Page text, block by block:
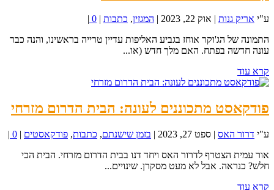
ע"י אריק גנות אוק 22, 2023 המגזין, כתבות 0
התמונה של הג'וקר אוחז בגביע האליפות עדיין טרייה בראשינו, והנה כבר
עונה חדשה בפתח. האם מלך חדש (או...
קרא עוד
פודקאסט מתכוננים לעונה: הבית הדרום מזרחי
ע"י דרור האס | ספט 27, 2023 | בזמן שישנתם, כתבות, פודקאסטים |
0
|
אור עמית הצטרף לדרור האס ויחד דנו בבית הדרום מזרחי. הבית הכי
חלש? כנראה. אבל לא מעט מסקרן. שינויים...
קרא עוד